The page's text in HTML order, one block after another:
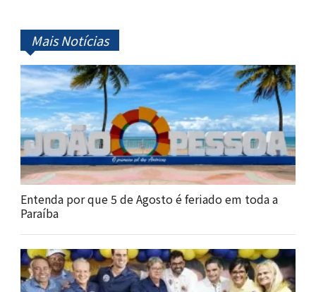
Mais Notícias
Entenda por que 5 de Agosto é feriado em toda a
Paraíba